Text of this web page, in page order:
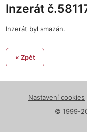
Inzerát
Inzerát byl smazán.
« Zpět
Nastavení cookies
© 1999-